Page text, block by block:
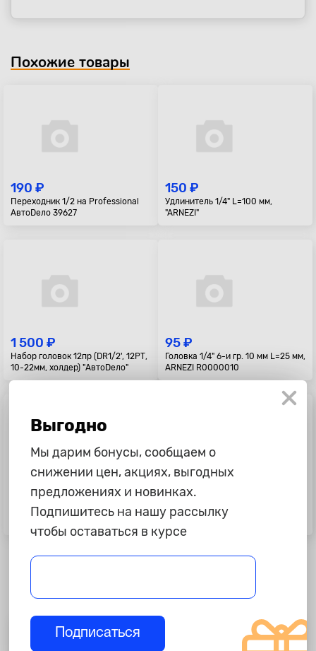
Похожие товары
190 ₽
Переходник 1/2 на Professional
АвтоDело 39627
150 ₽
Удлинитель 1/4" L=100 мм,
"ARNEZI"
1 500 ₽
Набор головок 12пр (DR1/2', 12РТ,
10-22мм, холдер) "АвтоDело"
95 ₽
Головка 1/4" 6-и гр. 10 мм L=25 мм,
ARNEZI R0000010
90 ₽
Головка 1/4" 6-и гр. 8 мм L=25 мм,
250 ₽
Удлинитель гибкий 1/4, 150 мм
Полезная информация
Выгодно
Мы дарим бонусы, сообщаем о
снижении цен, акциях, выгодных
предложениях и новинках.
Подпишитесь на нашу рассылку
чтобы оставаться в курсе
Подписаться